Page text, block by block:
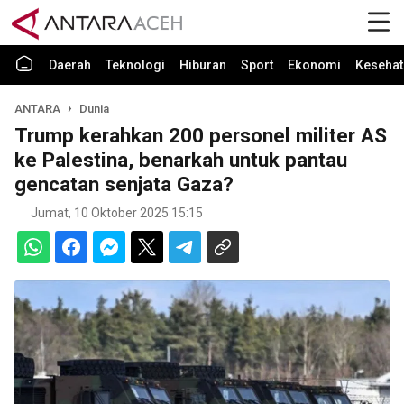
Daerah Teknologi Hiburan Sport Ekonomi
ANTARA Dunia
Trump kerahkan 200 personel militer AS
ke Palestina, benarkah untuk pantau
gencatan senjata Gaza?
Jumat, 10 Oktober 2025 15:15